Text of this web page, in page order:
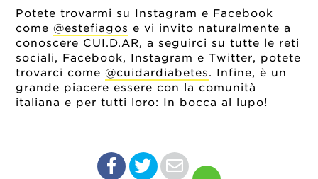
Potete trovarmi su Instagram e Facebook
come@estefiagos e vi invito naturalmente a
conoscere CUI.D.AR, a seguirci su tutte le reti
sociali, Facebook, Instagram e Twitter, potete
trovarci come@cuidardiabetes. Infine, è un
grande piacere essere con la comunità
italiana e per tutti loro: In bocca al lupo!